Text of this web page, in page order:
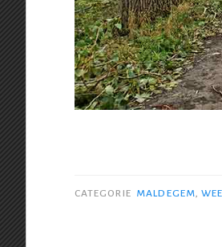
CATEGORIE MALDEGEM,